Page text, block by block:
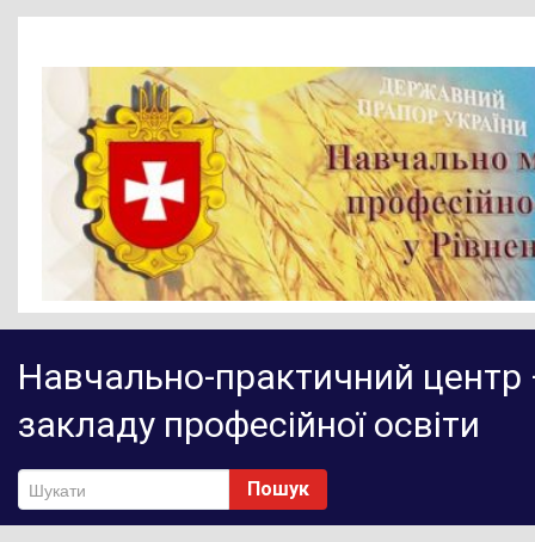
Головна
Новини
Діяльність НМЦ ПТО
Методичне забезпечення
Нормативно-правове забезпечення
Навчально-практичний
закладу професійної освіти
Пошук